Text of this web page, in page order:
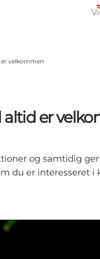
velkommen
er
og samtidig
du er interesseret